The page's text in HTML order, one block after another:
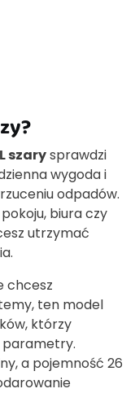
szarysprawdzi
wygoda i
odpadów.
biura czy
utrzymać
chcesz
ten model
którzy
a pojemność 26